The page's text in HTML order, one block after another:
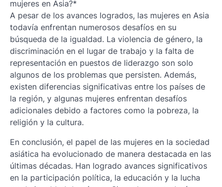
mujeres en Asia?*
A pesar de los avances logrados, las mujeres en Asia
todavía enfrentan numerosos desafíos en su
búsqueda de la igualdad. La violencia de género, la
discriminación en el lugar de trabajo y la falta de
representación en puestos de liderazgo son solo
algunos de los problemas que persisten. Además,
existen diferencias significativas entre los países de
la región, y algunas mujeres enfrentan desafíos
adicionales debido a factores como la pobreza, la
religión y la cultura.
En conclusión, el papel de las mujeres en la sociedad
asiática ha evolucionado de manera destacada en las
últimas décadas. Han logrado avances significativos
en la participación política, la educación y la lucha